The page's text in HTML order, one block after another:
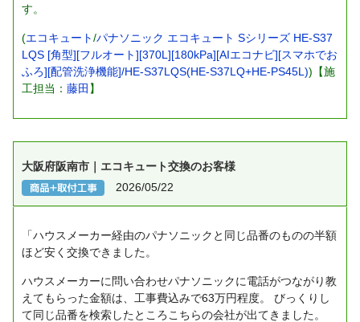
す。
(エコキュート/パナソニック エコキュート Sシリーズ HE-S37
LQS [角型][フルオート][370L][180kPa][AIエコナビ][スマホでお
ふろ][配管洗浄機能]/HE-S37LQS(HE-S37LQ+HE-PS45L))【施
工担当： 藤田 】
大阪府阪南市｜エコキュート交換のお客様
2026/05/22
「ハウスメーカー経由のパナソニックと同じ品番のものの半額
ほど安く交換できました。
ハウスメーカーに問い合わせパナソニックに電話がつながり教
えてもらった金額は、工事費込みで63万円程度。
びっくりし
て同じ品番を検索したところこちらの会社が出てきました。